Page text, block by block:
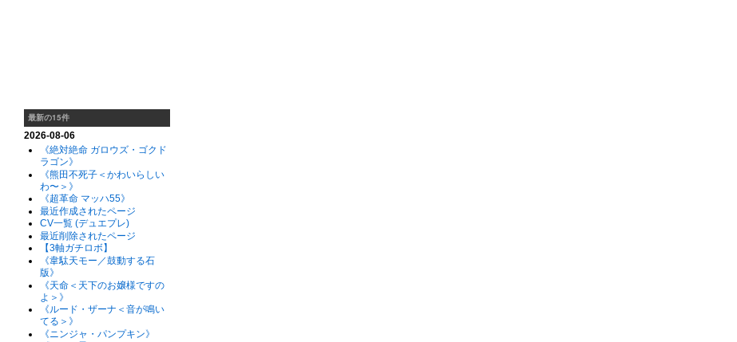
最新の15件
2026-08-06
《絶対絶命 ガロウズ・ゴクド
ラゴン》
《熊田不死子＜かわいらしい
わ〜＞》
《超革命 マッハ55》
最近作成されたページ
CV一覧 (デュエプレ)
最近削除されたページ
【3軸ガチロボ】
《韋駄天モー／鼓動する石
版》
《天命＜天下のお嬢様ですの
よ＞》
《ルード・ザーナ＜音が鳴い
てる＞》
《ニンジャ・パンプキン》